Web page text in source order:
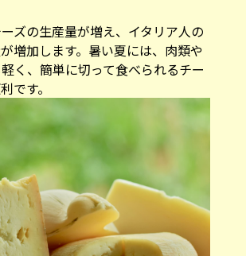
ズの生産量が増え、イタリア人の
増加します。暑い夏には、肉類や
く、簡単に切って食べられるチー
です。